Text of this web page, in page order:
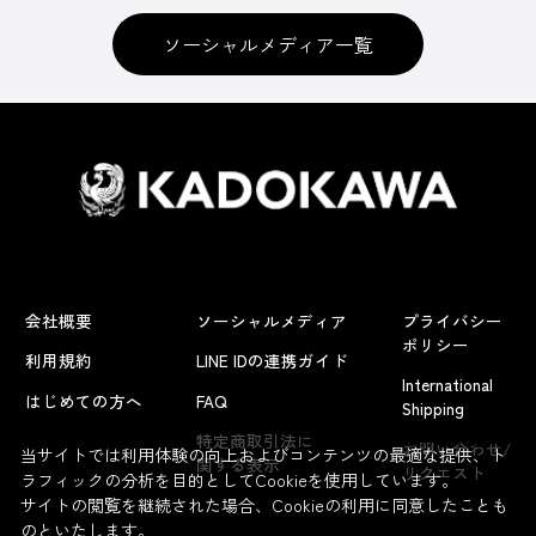
よくあるお問い合わせ
ソーシャルメディア一覧
会社概要
利用規約
はじめての方へ
ソーシャルメディア
LINE IDの連携ガイド
FAQ
特定商取引法に
関する表示
プライバシー
ポリシー
International
Shipping
お問い合わせ/
リクエスト
当サイトでは利用体験の向上およびコンテンツの最適な提供、ト
ラフィックの分析を目的としてCookieを使用しています。
サイトの閲覧を継続された場合、Cookieの利用に同意したことも
のといたします。